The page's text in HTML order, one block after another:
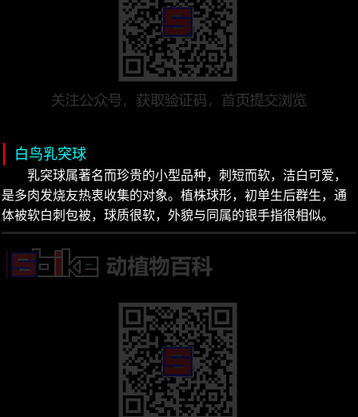
白鸟乳突球
乳突球属著名而珍贵的小型品种，刺短而软，洁白可爱，
是多肉发烧友热衷收集的对象。植株球形，初单生后群生，通
体被软白刺包被，球质很软，外貌与同属的银手指很相似。